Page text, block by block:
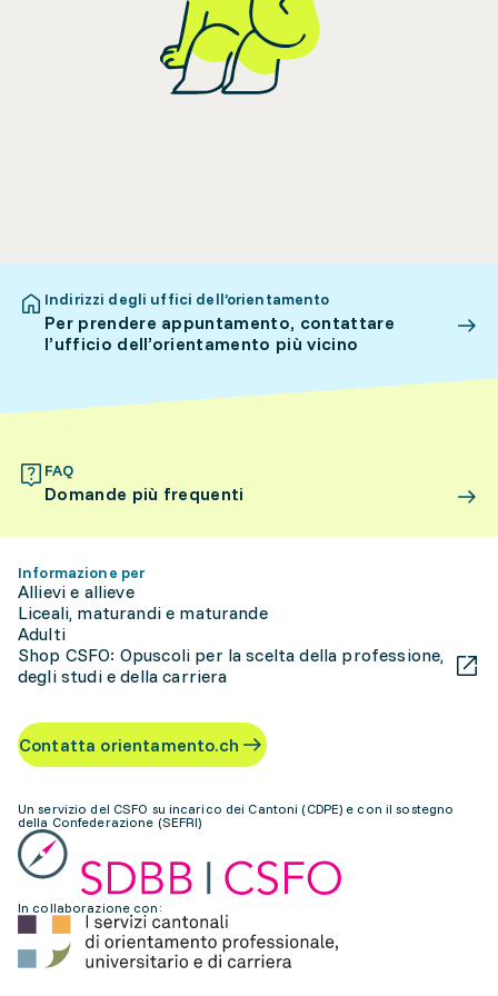
Indirizzi degli uffici dell’orientamento
Per prendere appuntamento, contattare
l’ufficio dell’orientamento più vicino
FAQ
Domande più frequenti
Informazione per
Allievi e allieve
Liceali, maturandi e maturande
Adulti
Shop CSFO: Opuscoli per la scelta della professione,
degli studi e della carriera
Contatta orientamento.ch
Un servizio del CSFO su incarico dei Cantoni (CDPE) e con il sostegno
della Confederazione (SEFRI)
In collaborazione con: